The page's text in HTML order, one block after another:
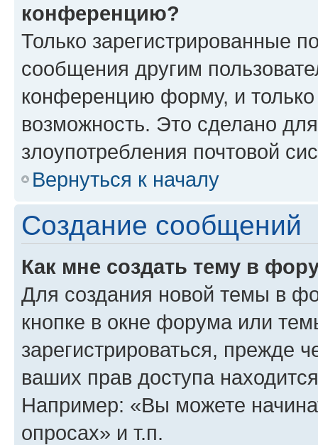
конференцию?
Только зарегистрированные
сообщения другим
конференцию форму, и
возможность. Это сделано
злоупотребления почтовой
Вернуться к началу
Создание сообщений
Как мне создать тему в
Для создания новой темы в
кнопке в окне форума или
зарегистрироваться, прежде
ваших прав доступа
Например: «Вы можете
опросах» и т.п.